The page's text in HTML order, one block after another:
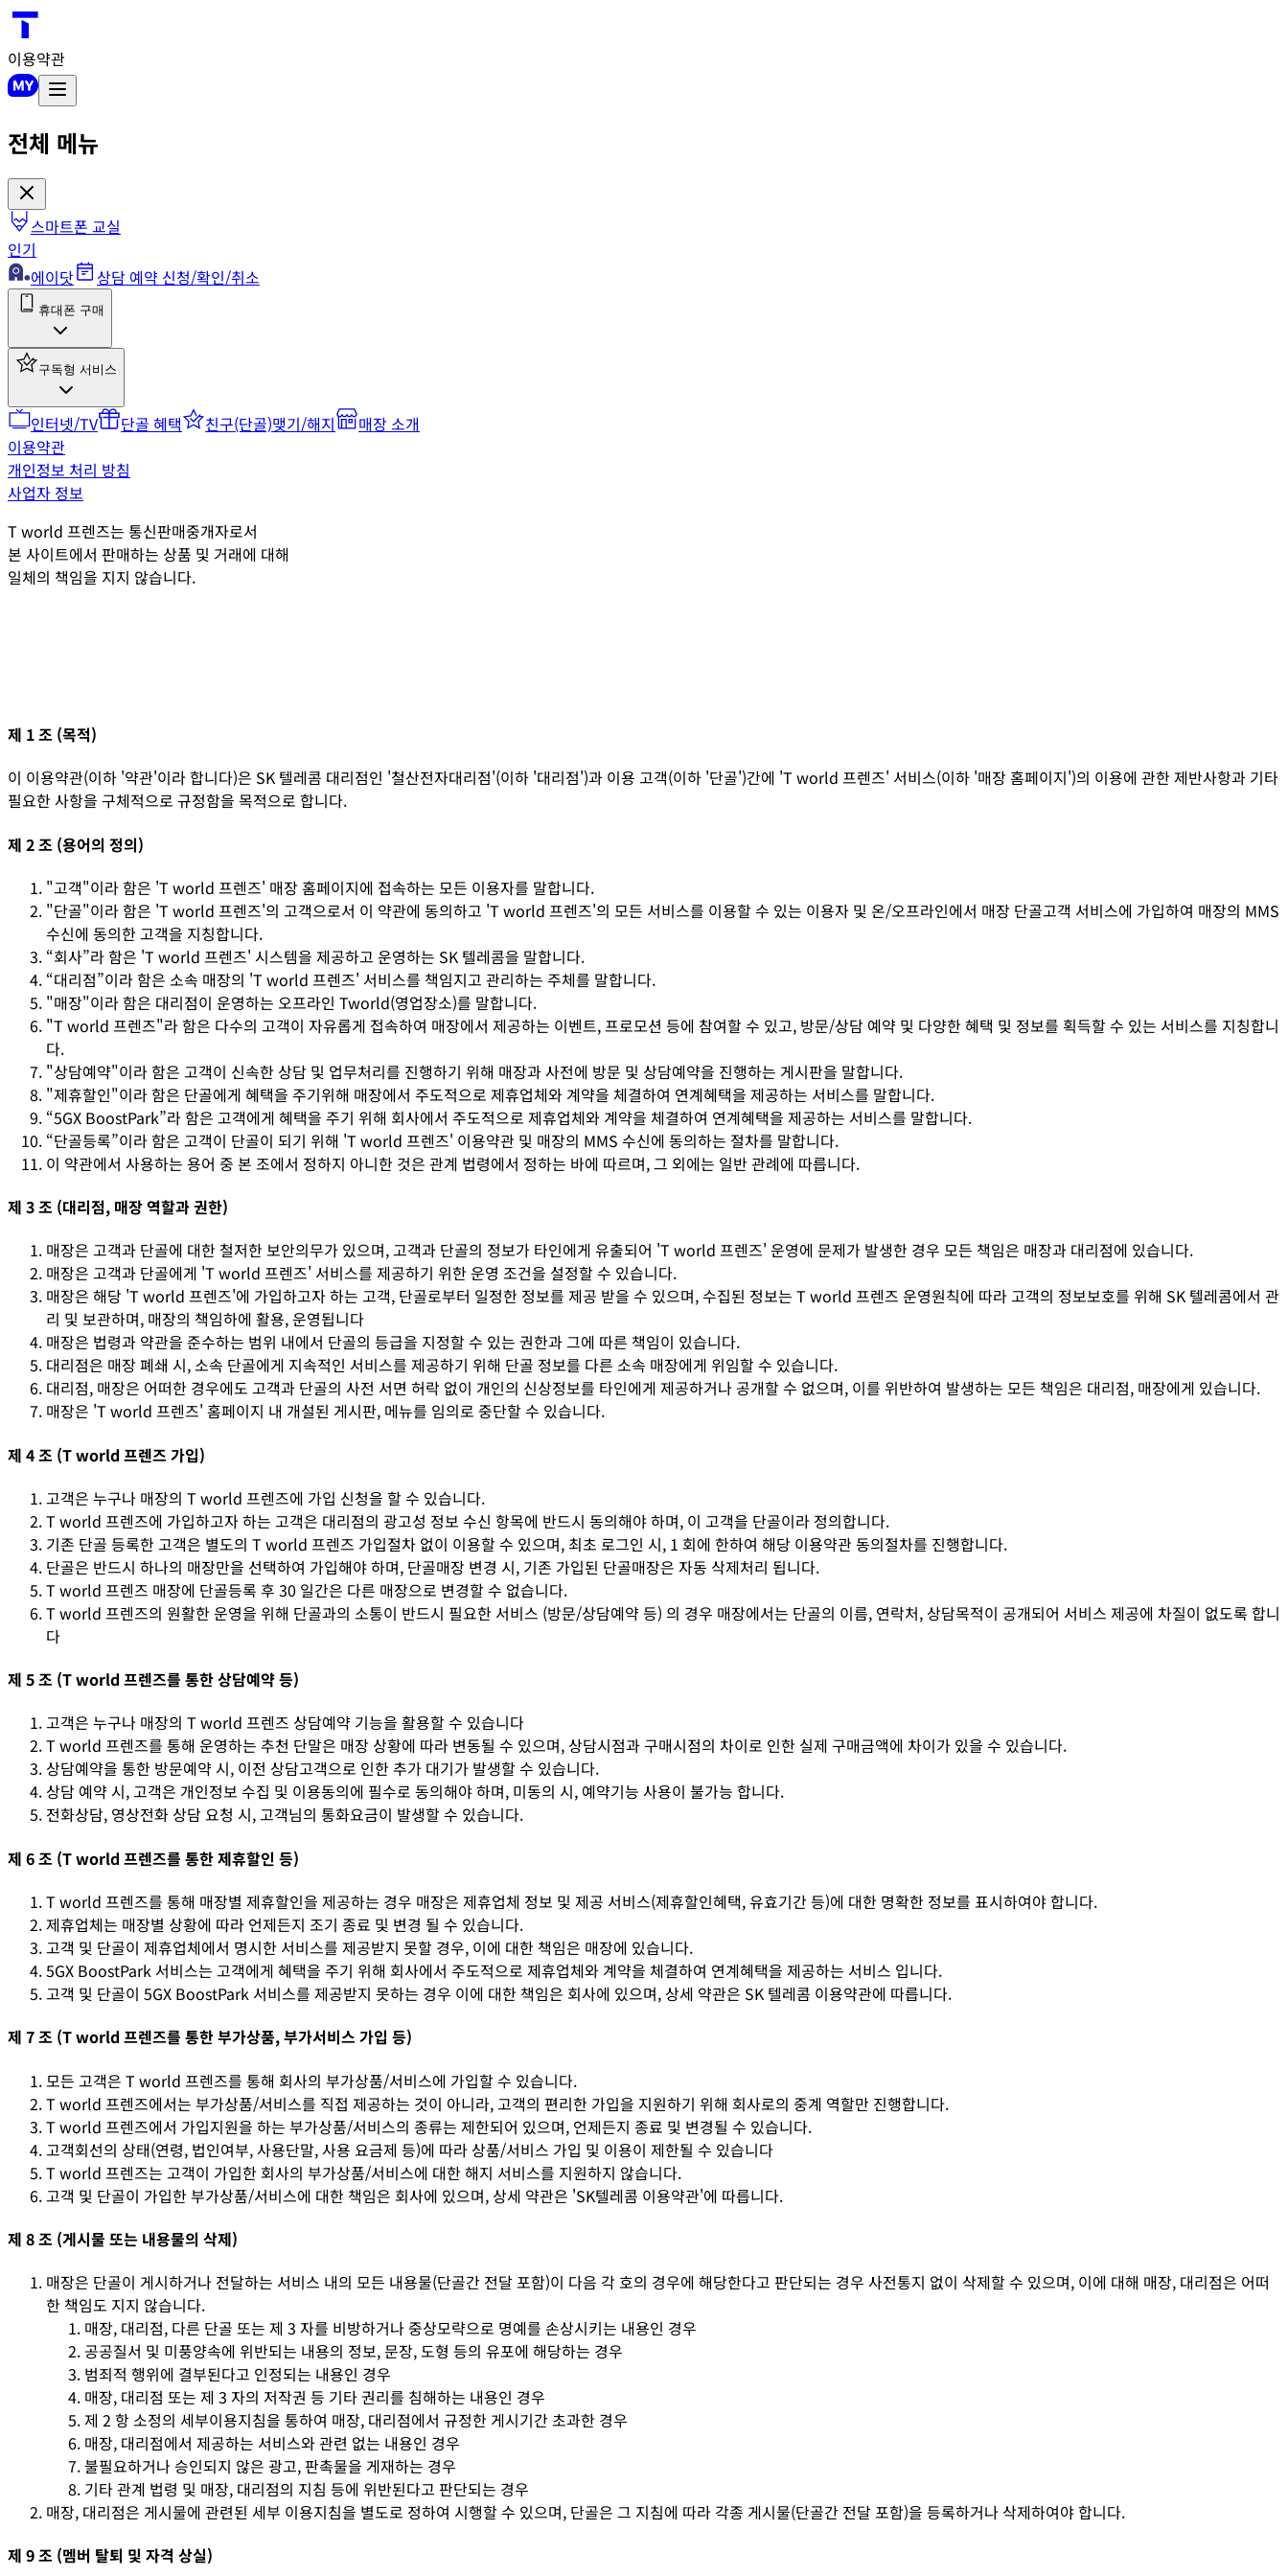
이용약관
전체 메뉴
스마트폰 교실
인기
에이닷
상담 예약 신청/확인/취소
휴대폰 구매
구독형 서비스
인터넷/TV 단골 혜택 친구(단골)맺기/해지
매장 소개
이용약관
개인정보 처리 방침
사업자 정보
T world 프렌즈는 통신판매중개자로서
본 사이트에서 판매하는 상품 및 거래에 대해
일체의 책임을 지지 않습니다.
제 1 조 (목적)
이 이용약관(이하 '약관'이라 합니다)은 SK 텔레콤 대리점인 '철산전자대리점'(이하 '대리점')과 이용 고객(이하 '단골')간에 'T world 프렌즈' 서비스(이하 '매장 홈페이지')의 이용에 관한 제반사항과 기타
필요한 사항을 구체적으로 규정함을 목적으로 합니다.
제 2 조 (용어의 정의)
"고객"이라 함은 'T world 프렌즈' 매장 홈페이지에 접속하는 모든 이용자를 말합니다.
"단골"이라 함은 'T world 프렌즈'의 고객으로서 이 약관에 동의하고 'T world 프렌즈'의 모든 서비스를 이용할 수 있는 이용자 및 온/오프라인에서 매장 단골고객 서비스에 가입하여 매장의 MMS
수신에 동의한 고객을 지칭합니다.
“회사”라 함은 'T world 프렌즈' 시스템을 제공하고 운영하는 SK 텔레콤을 말합니다.
“대리점”이라 함은 소속 매장의 'T world 프렌즈' 서비스를 책임지고 관리하는 주체를 말합니다.
"매장"이라 함은 대리점이 운영하는 오프라인 Tworld(영업장소)를 말합니다.
"T world 프렌즈"라 함은 다수의 고객이 자유롭게 접속하여 매장에서 제공하는 이벤트, 프로모션 등에 참여할 수 있고, 방문/상담 예약 및 다양한 혜택 및 정보를 획득할 수 있는 서비스를 지칭합니
다.
"상담예약"이라 함은 고객이 신속한 상담 및 업무처리를 진행하기 위해 매장과 사전에 방문 및 상담예약을 진행하는 게시판을 말합니다.
"제휴할인"이라 함은 단골에게 혜택을 주기위해 매장에서 주도적으로 제휴업체와 계약을 체결하여 연계혜택을 제공하는 서비스를 말합니다.
“5GX BoostPark”라 함은 고객에게 혜택을 주기 위해 회사에서 주도적으로 제휴업체와 계약을 체결하여 연계혜택을 제공하는 서비스를 말합니다.
“단골등록”이라 함은 고객이 단골이 되기 위해 'T world 프렌즈' 이용약관 및 매장의 MMS 수신에 동의하는 절차를 말합니다.
이 약관에서 사용하는 용어 중 본 조에서 정하지 아니한 것은 관계 법령에서 정하는 바에 따르며, 그 외에는 일반 관례에 따릅니다.
제 3 조 (대리점, 매장 역할과 권한)
매장은 고객과 단골에 대한 철저한 보안의무가 있으며, 고객과 단골의 정보가 타인에게 유출되어 'T world 프렌즈' 운영에 문제가 발생한 경우 모든 책임은 매장과 대리점에 있습니다.
매장은 고객과 단골에게 'T world 프렌즈' 서비스를 제공하기 위한 운영 조건을 설정할 수 있습니다.
매장은 해당 'T world 프렌즈'에 가입하고자 하는 고객, 단골로부터 일정한 정보를 제공 받을 수 있으며, 수집된 정보는 T world 프렌즈 운영원칙에 따라 고객의 정보보호를 위해 SK 텔레콤에서 관
리 및 보관하며, 매장의 책임하에 활용, 운영됩니다
매장은 법령과 약관을 준수하는 범위 내에서 단골의 등급을 지정할 수 있는 권한과 그에 따른 책임이 있습니다.
대리점은 매장 폐쇄 시, 소속 단골에게 지속적인 서비스를 제공하기 위해 단골 정보를 다른 소속 매장에게 위임할 수 있습니다.
대리점, 매장은 어떠한 경우에도 고객과 단골의 사전 서면 허락 없이 개인의 신상정보를 타인에게 제공하거나 공개할 수 없으며, 이를 위반하여 발생하는 모든 책임은 대리점, 매장에게 있습니다.
매장은 'T world 프렌즈' 홈페이지 내 개설된 게시판, 메뉴를 임의로 중단할 수 있습니다.
제 4 조 (T world 프렌즈 가입)
고객은 누구나 매장의 T world 프렌즈에 가입 신청을 할 수 있습니다.
T world 프렌즈에 가입하고자 하는 고객은 대리점의 광고성 정보 수신 항목에 반드시 동의해야 하며, 이 고객을 단골이라 정의합니다.
기존 단골 등록한 고객은 별도의 T world 프렌즈 가입절차 없이 이용할 수 있으며, 최초 로그인 시, 1 회에 한하여 해당 이용약관 동의절차를 진행합니다.
단골은 반드시 하나의 매장만을 선택하여 가입해야 하며, 단골매장 변경 시, 기존 가입된 단골매장은 자동 삭제처리 됩니다.
T world 프렌즈 매장에 단골등록 후 30 일간은 다른 매장으로 변경할 수 없습니다.
T world 프렌즈의 원활한 운영을 위해 단골과의 소통이 반드시 필요한 서비스 (방문/상담예약 등) 의 경우 매장에서는 단골의 이름, 연락처, 상담목적이 공개되어 서비스 제공에 차질이 없도록 합니
다
제 5 조 (T world 프렌즈를 통한 상담예약 등)
고객은 누구나 매장의 T world 프렌즈 상담예약 기능을 활용할 수 있습니다
T world 프렌즈를 통해 운영하는 추천 단말은 매장 상황에 따라 변동될 수 있으며, 상담시점과 구매시점의 차이로 인한 실제 구매금액에 차이가 있을 수 있습니다.
상담예약을 통한 방문예약 시, 이전 상담고객으로 인한 추가 대기가 발생할 수 있습니다.
상담 예약 시, 고객은 개인정보 수집 및 이용동의에 필수로 동의해야 하며, 미동의 시, 예약기능 사용이 불가능 합니다.
전화상담, 영상전화 상담 요청 시, 고객님의 통화요금이 발생할 수 있습니다.
제 6 조 (T world 프렌즈를 통한 제휴할인 등)
T world 프렌즈를 통해 매장별 제휴할인을 제공하는 경우 매장은 제휴업체 정보 및 제공 서비스(제휴할인혜택, 유효기간 등)에 대한 명확한 정보를 표시하여야 합니다.
제휴업체는 매장별 상황에 따라 언제든지 조기 종료 및 변경 될 수 있습니다.
고객 및 단골이 제휴업체에서 명시한 서비스를 제공받지 못할 경우, 이에 대한 책임은 매장에 있습니다.
5GX BoostPark 서비스는 고객에게 혜택을 주기 위해 회사에서 주도적으로 제휴업체와 계약을 체결하여 연계혜택을 제공하는 서비스 입니다.
고객 및 단골이 5GX BoostPark 서비스를 제공받지 못하는 경우 이에 대한 책임은 회사에 있으며, 상세 약관은 SK 텔레콤 이용약관에 따릅니다.
제 7 조 (T world 프렌즈를 통한 부가상품, 부가서비스 가입 등)
모든 고객은 T world 프렌즈를 통해 회사의 부가상품/서비스에 가입할 수 있습니다.
T world 프렌즈에서는 부가상품/서비스를 직접 제공하는 것이 아니라, 고객의 편리한 가입을 지원하기 위해 회사로의 중계 역할만 진행합니다.
T world 프렌즈에서 가입지원을 하는 부가상품/서비스의 종류는 제한되어 있으며, 언제든지 종료 및 변경될 수 있습니다.
고객회선의 상태(연령, 법인여부, 사용단말, 사용 요금제 등)에 따라 상품/서비스 가입 및 이용이 제한될 수 있습니다
T world 프렌즈는 고객이 가입한 회사의 부가상품/서비스에 대한 해지 서비스를 지원하지 않습니다.
고객 및 단골이 가입한 부가상품/서비스에 대한 책임은 회사에 있으며, 상세 약관은 'SK텔레콤 이용약관'에 따릅니다.
제 8 조 (게시물 또는 내용물의 삭제)
매장은 단골이 게시하거나 전달하는 서비스 내의 모든 내용물(단골간 전달 포함)이 다음 각 호의 경우에 해당한다고 판단되는 경우 사전통지 없이 삭제할 수 있으며, 이에 대해 매장, 대리점은 어떠
한 책임도 지지 않습니다.
매장, 대리점, 다른 단골 또는 제 3 자를 비방하거나 중상모략으로 명예를 손상시키는 내용인 경우
공공질서 및 미풍양속에 위반되는 내용의 정보, 문장, 도형 등의 유포에 해당하는 경우
범죄적 행위에 결부된다고 인정되는 내용인 경우
매장, 대리점 또는 제 3 자의 저작권 등 기타 권리를 침해하는 내용인 경우
제 2 항 소정의 세부이용지침을 통하여 매장, 대리점에서 규정한 게시기간 초과한 경우
매장, 대리점에서 제공하는 서비스와 관련 없는 내용인 경우
불필요하거나 승인되지 않은 광고, 판촉물을 게재하는 경우
기타 관계 법령 및 매장, 대리점의 지침 등에 위반된다고 판단되는 경우
매장, 대리점은 게시물에 관련된 세부 이용지침을 별도로 정하여 시행할 수 있으며, 단골은 그 지침에 따라 각종 게시물(단골간 전달 포함)을 등록하거나 삭제하여야 합니다.
제 9 조 (멤버 탈퇴 및 자격 상실)